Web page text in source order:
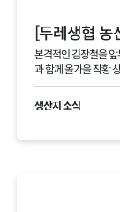
본격적인 김장철을
과 함께 올가을 작황
생산지 소식